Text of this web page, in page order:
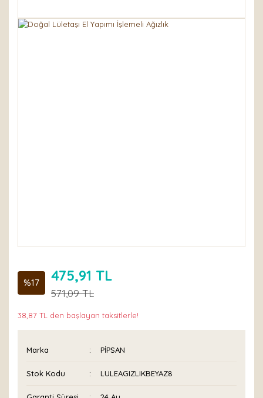
%17 475,91 TL
571,09 TL
38,87 TL den başlayan taksitlerle!
Marka PİPSAN
Stok Kodu LULEAGIZLIKBEYAZ8